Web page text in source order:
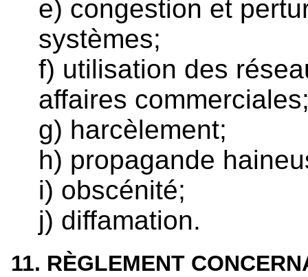
e) congestion et
systèmes;
f) utilisation des
affaires
g) harcèlement;
h) propagande
i) obscénité;
j) diffamation.
11. RÈGLEMENT